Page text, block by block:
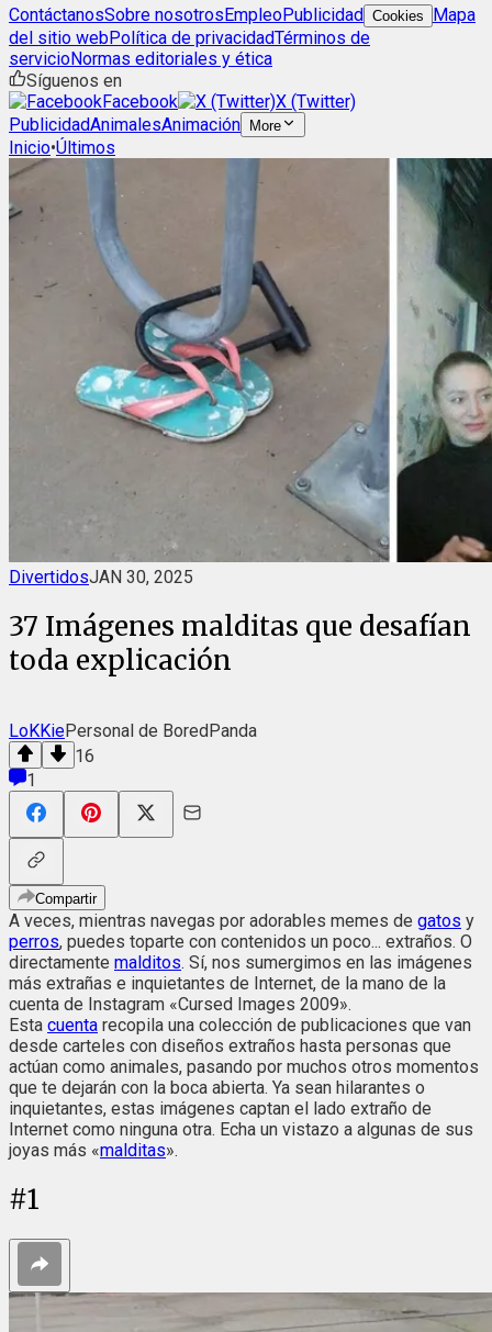
ContáctanosSobre nosotrosEmpleoPublicidad Cookies
Mapa
del sitio webPolítica de privacidadTérminos de
servicioNormas editoriales y ética
Síguenos en
Facebook
X (Twitter)
PublicidadAnimalesAnimación More
Inicio•Últimos
DivertidosJAN 30, 2025
37 Imágenes malditas que desafían
toda explicación
LoKKiePersonal de BoredPanda
16
1
Compartir
A veces, mientras navegas por adorables memes de gatos y
perros, puedes toparte con contenidos un poco... extraños. O
directamente malditos. Sí, nos sumergimos en las imágenes
más extrañas e inquietantes de Internet, de la mano de la
cuenta de Instagram «Cursed Images 2009».
Esta cuenta recopila una colección de publicaciones que van
desde carteles con diseños extraños hasta personas que
actúan como animales, pasando por muchos otros momentos
que te dejarán con la boca abierta. Ya sean hilarantes o
inquietantes, estas imágenes captan el lado extraño de
Internet como ninguna otra. Echa un vistazo a algunas de sus
joyas más «malditas».
#1